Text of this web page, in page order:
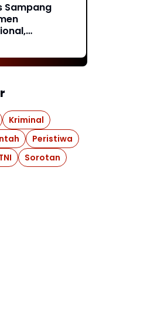
Santuni
Sampang
Temukan
Kriminal
Peristiwa
Sorotan